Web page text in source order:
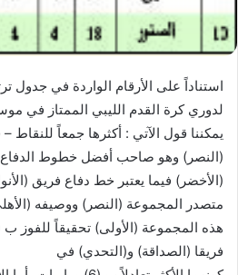
استناداً على الأرقام الواردة في جدول
يمكننا قول الآتي : أكثرها جمعاً
(النصر) وهو صاحب أفضل خطوط الدفاع،
(الأخضر) فيما يعتبر خط دفاع فريق
متصدر المجموعة (النصر) ووصيفه
فريقا (الصداقة) و(التحدي) في